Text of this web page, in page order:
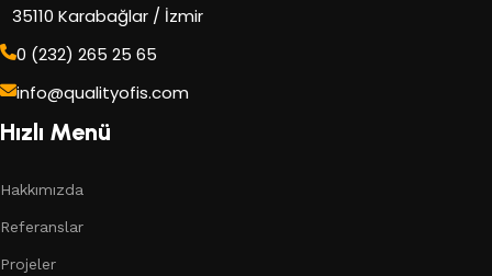
35110 Karabağlar / İzmir
0 (232) 265 25 65
info@qualityofis.com
Hızlı Menü
Hakkımızda
Referanslar
Projeler